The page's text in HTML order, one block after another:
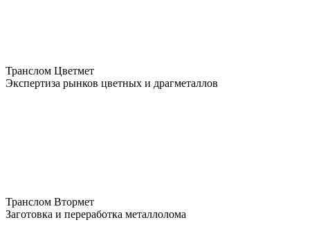
Транслом Цветмет
Экспертиза рынков цветных и драгметаллов
Транслом Втормет
Заготовка и переработка металлолома